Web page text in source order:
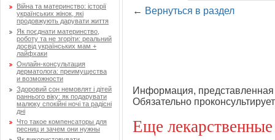
Війна та материнство: історії
українських жінок, які
продовжують дарувати життя
Як поєднати материнство,
роботу та не згоріти: реальний
досвід українських мам +
лайфхаки
Онлайн-консультация
дерматолога: преимущества
и возможности
Здоровий сон немовлят і дітей
раннього віку: як подарувати
малюку спокійні ночі та радісні
дні
Что такое компенсаторы для
ресниц и зачем они нужны
← Вернуться в раздел
Информация, представленная
Обязательно
Еще лекарственные